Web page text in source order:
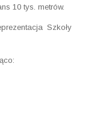
10 tys. metrów.
Szkoły